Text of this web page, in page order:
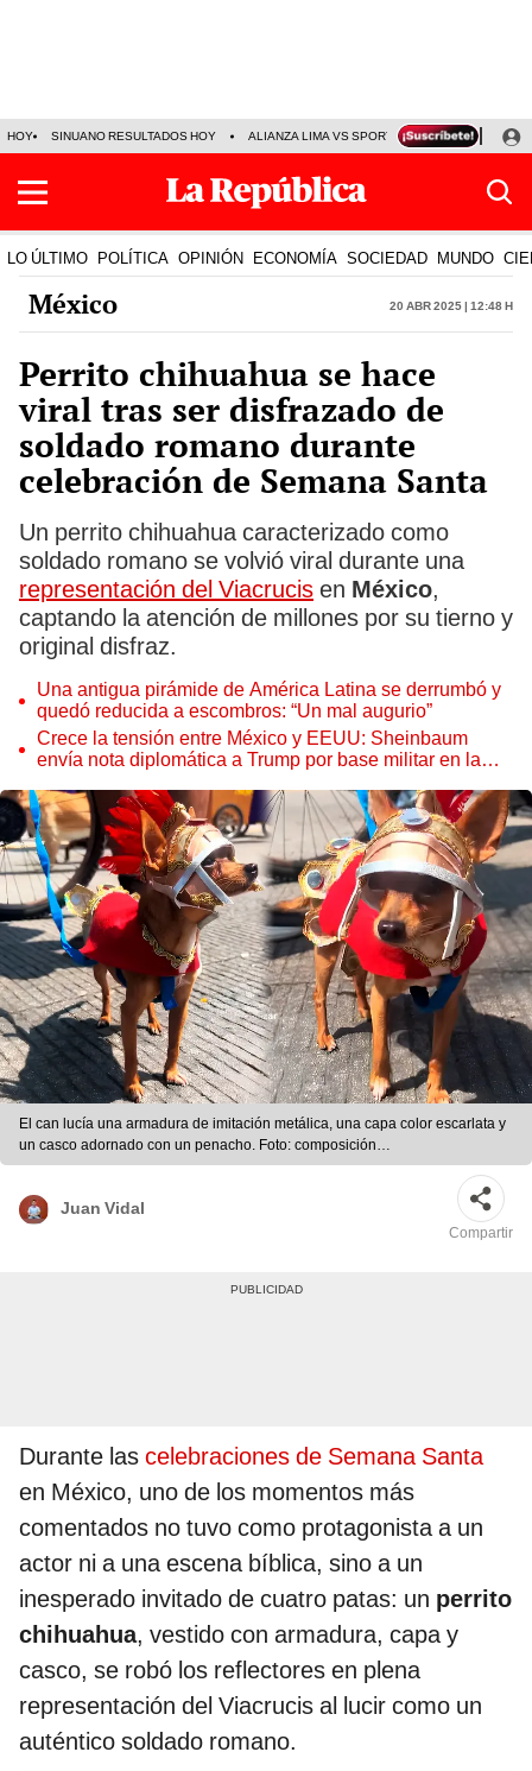
HOY SINUANO RESULTADOS HOY ALIANZA LIMA VS SPORT BOYS JORGE
LO ÚLTIMO POLÍTICA OPINIÓN ECONOMÍA SOCIEDAD MUNDO
México 20 Abr 2025 | 12:48 h
Perrito chihuahua se hace
viral tras ser disfrazado de
soldado romano durante
celebración de Semana Santa
Un perrito chihuahua caracterizado como
soldado romano se volvió viral durante una
representación del Viacrucis en México,
captando la atención de millones por su tierno y
original disfraz.
Una antigua pirámide de América Latina se derrumbó y
quedó reducida a escombros: “Un mal augurio”
Crece la tensión entre México y EEUU: Sheinbaum
envía nota diplomática a Trump por base militar en la
El can lucía una armadura de imitación metálica, una capa color escarlata y
un casco adornado con un penacho. Foto: composición
LR/rudy._salazar/TikTok
Juan Vidal
Compartir
Durante las celebraciones de Semana Santa
en México, uno de los momentos más
comentados no tuvo como protagonista a un
actor ni a una escena bíblica, sino a un
inesperado invitado de cuatro patas: un perrito
chihuahua, vestido con armadura, capa y
casco, se robó los reflectores en plena
representación del Viacrucis al lucir como un
auténtico soldado romano.